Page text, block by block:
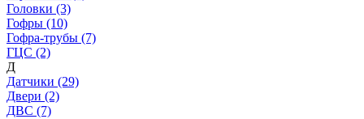
Головки (3)
Гофры (10)
Гофра-трубы (7)
ГЦС (2)
Д
Датчики (29)
Двери (2)
ДВС (7)